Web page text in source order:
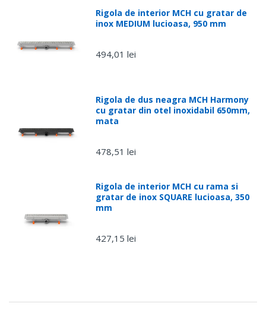
Rigola de interior MCH cu gratar de
inox MEDIUM lucioasa, 950 mm
494,01 lei
Rigola de dus neagra MCH Harmony
cu gratar din otel inoxidabil 650mm,
mata
478,51 lei
Rigola de interior MCH cu rama si
gratar de inox SQUARE lucioasa, 350
mm
427,15 lei